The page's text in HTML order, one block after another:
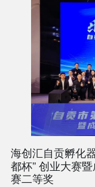
海创汇自贡孵化
都杯” 创业大赛
赛二等奖